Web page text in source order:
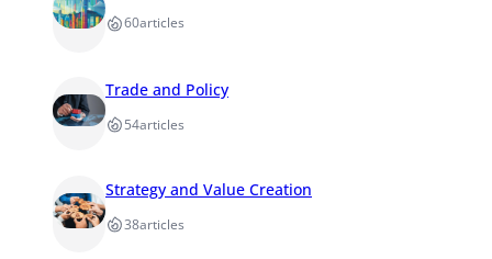
60articles
Trade and Policy
54articles
Strategy and Value Creation
38articles